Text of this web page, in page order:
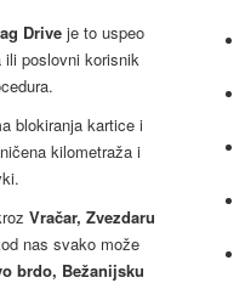
Driveje to uspeo
poslovni korisnik
blokiranja kartice i
kilometraža i
Vračar, Zvezdaru
nas svako može
brdo, Bežanijsku